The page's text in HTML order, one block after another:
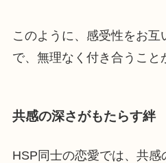
このように、感受性をお互
で、無理なく付き合うこと
共感の深さがもたらす絆
HSP同士の恋愛では、共感